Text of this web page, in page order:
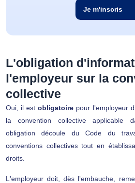
Je m'inscris
L'obligation
l'employeur sur la
collective
Oui, il estobligatoire pour l'employeur
la convention collective applicable
obligation découle du Code du
conventions collectives tout en
droits.
L'employeur doit, dès l'embauche,